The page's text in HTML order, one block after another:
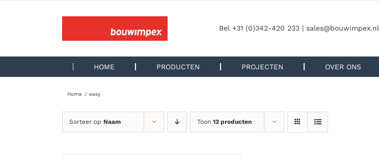
Bel +31 (0)342-420 233 | sales@bouwimpex.nl
HOME PRODUCTEN PROJECTEN OVER ONS
Home easy
Sorteer op Naam Toon 12 producten